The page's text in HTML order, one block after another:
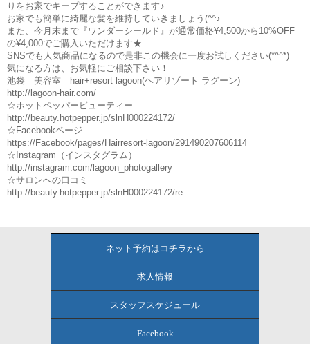
りをお家でキープすることができます♪
お家でも簡単に綺麗な髪を維持していきましょう(^^♪
また、今月末まで『ワンダーシールド』が通常価格¥4,500から10%OFF
の¥4,000でご購入いただけます★
SNSでも人気商品になるので是非この機会に一度お試しください(*^^*)
気になる方は、お気軽にご相談下さい！
池袋 美容室 hair+resort lagoon(ヘアリゾート ラグーン)
http://lagoon-hair.com/
☆ホットペッパービューティー
http://beauty.hotpepper.jp/slnH000224172/
☆Facebookページ
https://Facebook/pages/Hairresort-lagoon/291490207606114
☆Instagram（インスタグラム）
http://instagram.com/lagoon_photogallery
☆サロンへの口コミ
http://beauty.hotpepper.jp/slnH000224172/re
ネット予約はコチラから
求人情報
スタッフスケジュール
Facebook